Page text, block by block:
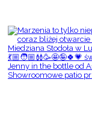
Showroomowe patio